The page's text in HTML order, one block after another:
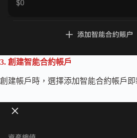
3. 創建智能合約帳戶
創建帳戶時，選擇添加智能合約帳戶